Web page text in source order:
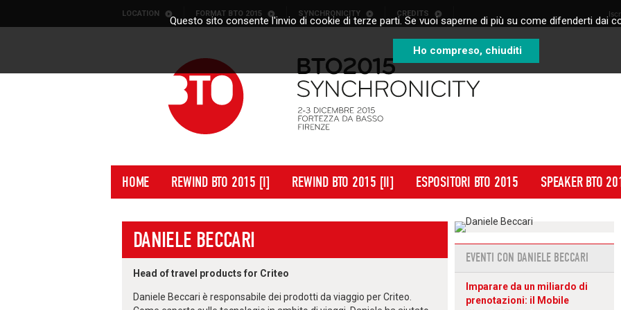
Skip to content
LOCATION FORMAT BTO 2015 SYNCHRONICITY CREDITS
HOME REWIND BTO 2015 [I] REWIND BTO 2015 [II] ESPOSITORI BTO 2015 SPEAKER BTO
DANIELE BECCARI
Head of travel products for Criteo
Daniele Beccari è responsabile dei prodotti da viaggio per Criteo.
EVENTI CON DANIELE BECCARI
Imparare da un miliardo di
prenotazioni: il Mobile
Questo sito consente l'invio di cookie di terze parti. Se vuoi saperne di più su come difenderti dai
Ho compreso, chiuditi